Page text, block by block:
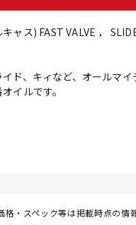
ャス) FAST VALVE ，
ド、キィなど、オールマ
イルです。
・スペック等は掲載時点の情